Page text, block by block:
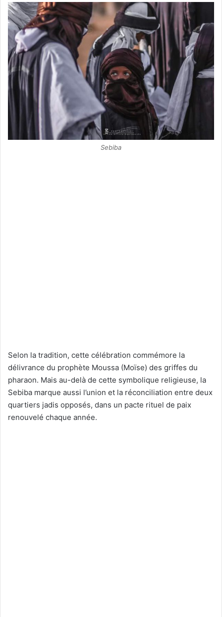
Sebiba
Selon la tradition, cette célébration commémore la
délivrance du prophète Moussa (Moïse) des griffes du
pharaon. Mais au-delà de cette symbolique religieuse, la
Sebiba marque aussi l’union et la réconciliation entre deux
quartiers jadis opposés, dans un pacte rituel de paix
renouvelé chaque année.